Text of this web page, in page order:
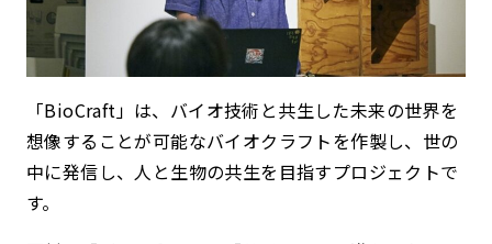
「BioCraft」は、バイオ技術と共生した未来の世界を
想像することが可能なバイオクラフトを作製し、世の
中に発信し、人と生物の共生を目指すプロジェクトで
す。